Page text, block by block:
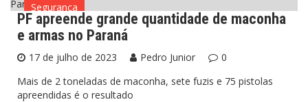
Segurança
PF apreende grande quantidade de maconha
e armas no Paraná
17 de julho de 2023 Pedro Junior
0
Mais de 2 toneladas de maconha, sete fuzis e 75 pistolas
apreendidas é o resultado